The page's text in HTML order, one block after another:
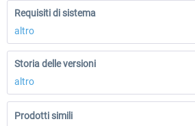
Requisiti di sistema
altro
Storia delle versioni
altro
Prodotti simili